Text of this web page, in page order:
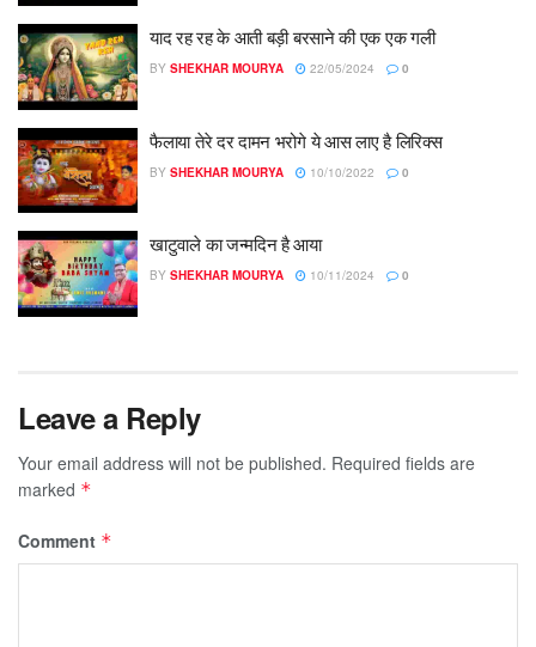
याद रह रह के आती बड़ी बरसाने की एक एक गली
BY SHEKHAR MOURYA 22/05/2024 0
फैलाया तेरे दर दामन भरोगे ये आस लाए है लिरिक्स
BY SHEKHAR MOURYA 10/10/2022 0
खाटुवाले का जन्मदिन है आया
BY SHEKHAR MOURYA 10/11/2024 0
Leave a Reply
Your email address will not be published. Required fields are
marked *
Comment *